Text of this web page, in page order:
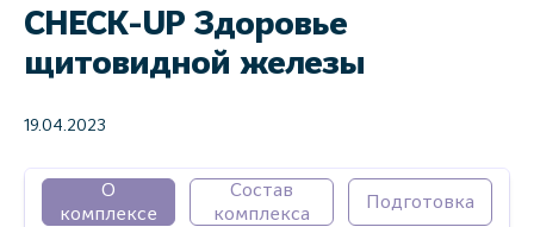
CHECK-UP Здоровье
щитовидной железы
19.04.2023
О
комплексе
Состав
комплекса
Подготовка